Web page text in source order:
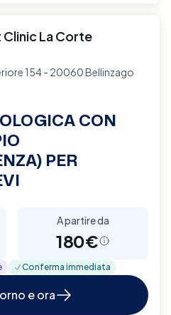
Clinic La Corte
154 - 20060 Bellinzago
CON
PER
A partire da
180€
Conferma immediata
e ora